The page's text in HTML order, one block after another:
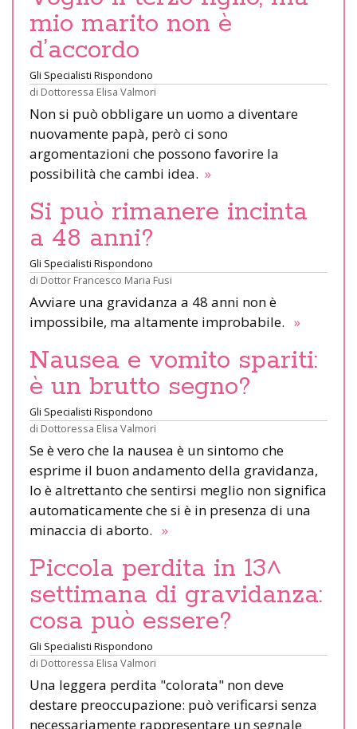
mio marito non è
d’accordo
Gli Specialisti Rispondono
di Dottoressa Elisa Valmori
Non si può obbligare un uomo a diventare
nuovamente papà, però ci sono
argomentazioni che possono favorire la
possibilità che cambi idea. »
Si può rimanere incinta
a 48 anni?
Gli Specialisti Rispondono
di Dottor Francesco Maria Fusi
Avviare una gravidanza a 48 anni non è
impossibile, ma altamente improbabile. »
Nausea e vomito spariti:
è un brutto segno?
Gli Specialisti Rispondono
di Dottoressa Elisa Valmori
Se è vero che la nausea è un sintomo che
esprime il buon andamento della gravidanza,
lo è altrettanto che sentirsi meglio non significa
automaticamente che si è in presenza di una
minaccia di aborto. »
Piccola perdita in 13^
settimana di gravidanza:
cosa può essere?
Gli Specialisti Rispondono
di Dottoressa Elisa Valmori
Una leggera perdita "colorata" non deve
destare preoccupazione: può verificarsi senza
necessariamente rappresentare un segnale